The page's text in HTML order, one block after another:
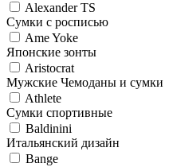
Alexander TS
Сумки с росписью
Ame Yoke
Японские зонты
Aristocrat
Мужские Чемоданы и сумки
Athlete
Сумки спортивные
Baldinini
Итальянский дизайн
Bange